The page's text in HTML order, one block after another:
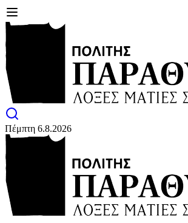
Πέμπτη 6.8.2026